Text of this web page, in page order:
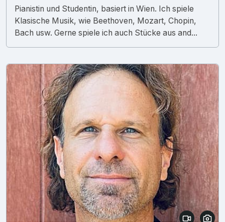
Pianistin und Studentin, basiert in Wien. Ich spiele
Klasische Musik, wie Beethoven, Mozart, Chopin,
Bach usw. Gerne spiele ich auch Stücke aus and...